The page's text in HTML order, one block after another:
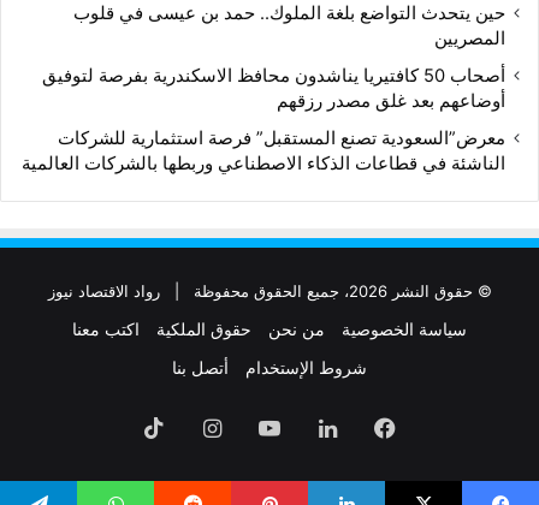
حين يتحدث التواضع بلغة الملوك.. حمد بن عيسى في قلوب
المصريين
أصحاب 50 كافتيريا يناشدون محافظ الاسكندرية بفرصة لتوفيق
أوضاعهم بعد غلق مصدر رزقهم
معرض”السعودية تصنع المستقبل” فرصة استثمارية للشركات
الناشئة في قطاعات الذكاء الاصطناعي وربطها بالشركات العالمية
© حقوق النشر 2026، جميع الحقوق محفوظة | رواد الاقتصاد نيوز
سياسة الخصوصية من نحن حقوق الملكية
اكتب معنا
شروط الإستخدام
أتصل بنا
فيسبوكلينكدإن‫YouTubeانستقرام